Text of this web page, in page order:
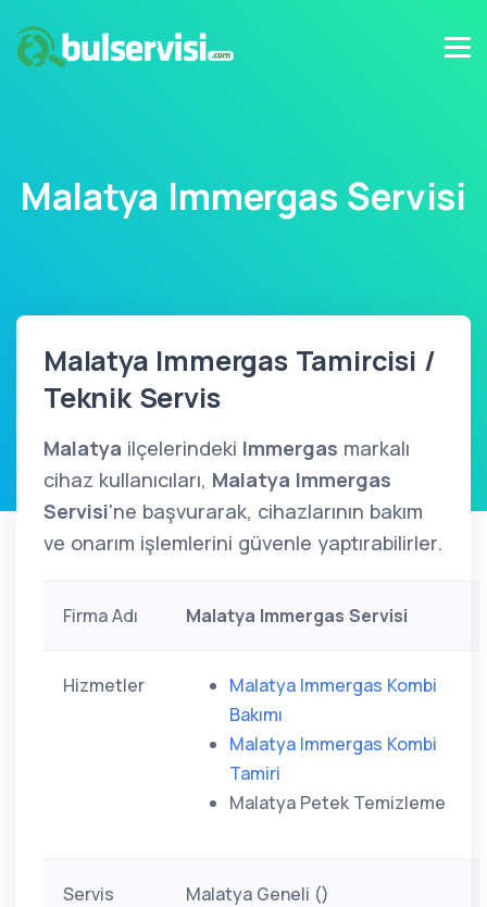
Malatya Immergas Servisi
Malatya Immergas Tamircisi /
Teknik Servis
Malatya ilçelerindeki Immergas markalı
cihaz kullanıcıları, Malatya Immergas
Servisi'ne başvurarak, cihazlarının bakım
ve onarım işlemlerini güvenle yaptırabilirler.
Firma Adı Malatya Immergas Servisi
Hizmetler
Malatya Immergas Kombi
Bakımı
Malatya Immergas Kombi
Tamiri
Malatya Petek Temizleme
Servis
Malatya Geneli ()